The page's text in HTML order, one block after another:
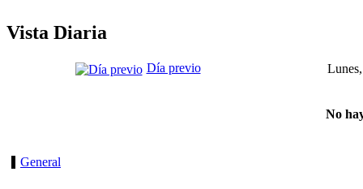
Vista Diaria
Día previo
No
General